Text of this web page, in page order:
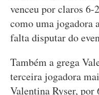
venceu por claros 6-
como uma jogadora
falta disputar do
Também a grega
terceira jogadora
Valentina Ryser, por